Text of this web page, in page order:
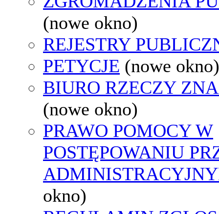
(nowe okno)
REJESTRY
PETYCJE (nowe okno)
BIURO RZECZY
(nowe okno)
PRAWO POMOCY W
POSTĘPOWANIU
okno)